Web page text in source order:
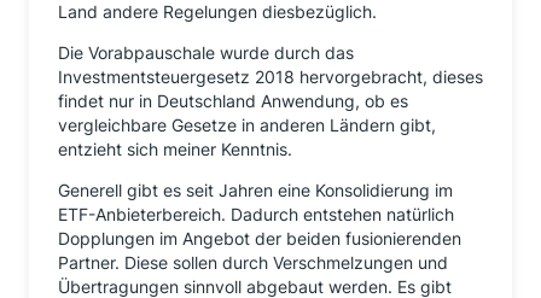
Land andere Regelungen diesbezüglich.
Die Vorabpauschale wurde durch das
Investmentsteuergesetz 2018 hervorgebracht, dieses
findet nur in Deutschland Anwendung, ob es
vergleichbare Gesetze in anderen Ländern gibt,
entzieht sich meiner Kenntnis.
Generell gibt es seit Jahren eine Konsolidierung im
ETF-Anbieterbereich. Dadurch entstehen natürlich
Dopplungen im Angebot der beiden fusionierenden
Partner. Diese sollen durch Verschmelzungen und
Übertragungen sinnvoll abgebaut werden. Es gibt